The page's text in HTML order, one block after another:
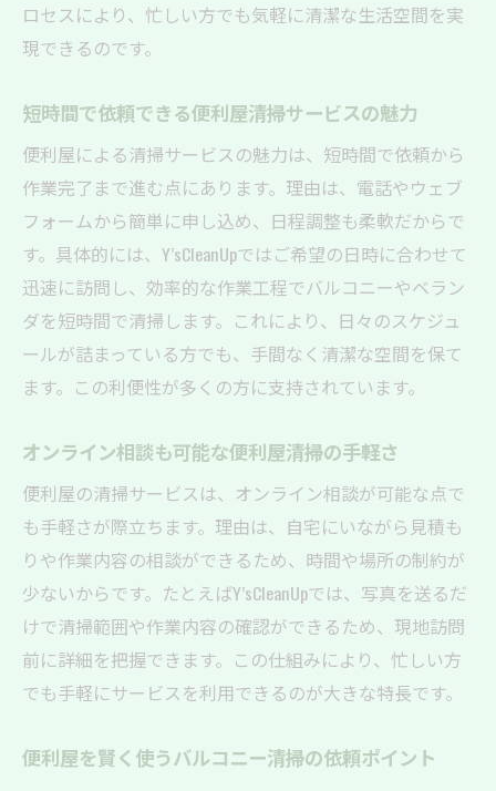
ロセスにより、忙しい方でも気軽に清潔な生活空間を実
現できるのです。
短時間で依頼できる便利屋清掃サービスの魅力
便利屋による清掃サービスの魅力は、短時間で依頼から
作業完了まで進む点にあります。理由は、電話やウェブ
フォームから簡単に申し込め、日程調整も柔軟だからで
す。具体的には、Y’sCleanUpではご希望の日時に合わせて
迅速に訪問し、効率的な作業工程でバルコニーやベラン
ダを短時間で清掃します。これにより、日々のスケジュ
ールが詰まっている方でも、手間なく清潔な空間を保て
ます。この利便性が多くの方に支持されています。
オンライン相談も可能な便利屋清掃の手軽さ
便利屋の清掃サービスは、オンライン相談が可能な点で
も手軽さが際立ちます。理由は、自宅にいながら見積も
りや作業内容の相談ができるため、時間や場所の制約が
少ないからです。たとえばY’sCleanUpでは、写真を送るだ
けで清掃範囲や作業内容の確認ができるため、現地訪問
前に詳細を把握できます。この仕組みにより、忙しい方
でも手軽にサービスを利用できるのが大きな特長です。
便利屋を賢く使うバルコニー清掃の依頼ポイント